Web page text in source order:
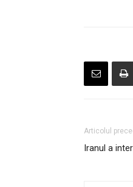
Articolul
Iranul a